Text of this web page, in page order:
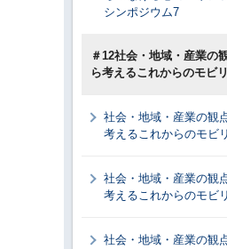
シンポジウム7
＃12社会・地域・産業の
ら考えるこれからのモビ
社会・地域・産業の観
考えるこれからのモビ
社会・地域・産業の観
考えるこれからのモビ
社会・地域・産業の観